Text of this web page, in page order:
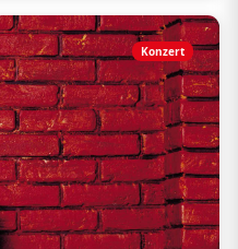
Konzert